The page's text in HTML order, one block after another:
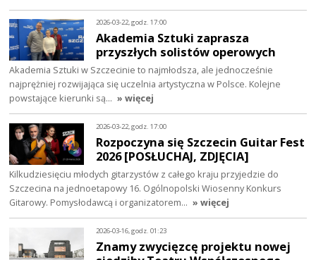
2026-03-22, godz. 17:00
Akademia Sztuki zaprasza
przyszłych solistów operowych
Akademia Sztuki w Szczecinie to najmłodsza, ale jednocześnie
najprężniej rozwijająca się uczelnia artystyczna w Polsce. Kolejne
powstające kierunki są… » więcej
2026-03-22, godz. 17:00
Rozpoczyna się Szczecin Guitar Fest
2026 [POSŁUCHAJ, ZDJĘCIA]
Kilkudziesięciu młodych gitarzystów z całego kraju przyjedzie do
Szczecina na jednoetapowy 16. Ogólnopolski Wiosenny Konkurs
Gitarowy. Pomysłodawcą i organizatorem… » więcej
2026-03-16, godz. 01:23
Znamy zwycięzcę projektu nowej